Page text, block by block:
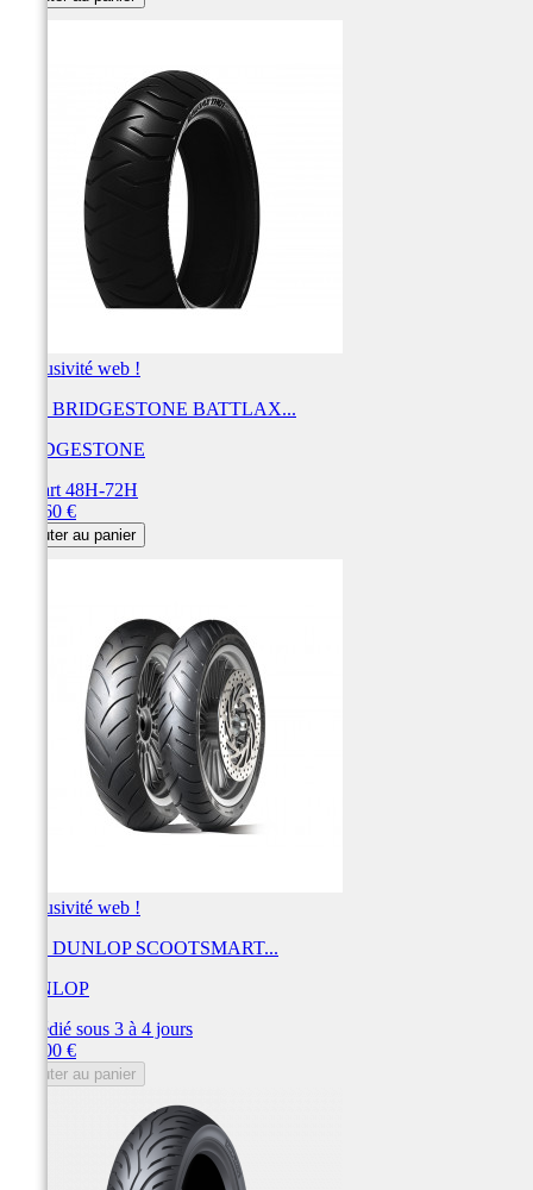
Exclusivité web !
Pneu BRIDGESTONE BATTLAX...
BRIDGESTONE
Départ 48H-72H
210,60 €
Ajouter au panier
Exclusivité web !
Pneu DUNLOP SCOOTSMART...
DUNLOP
Expédié sous 3 à 4 jours
210,00 €
Ajouter au panier